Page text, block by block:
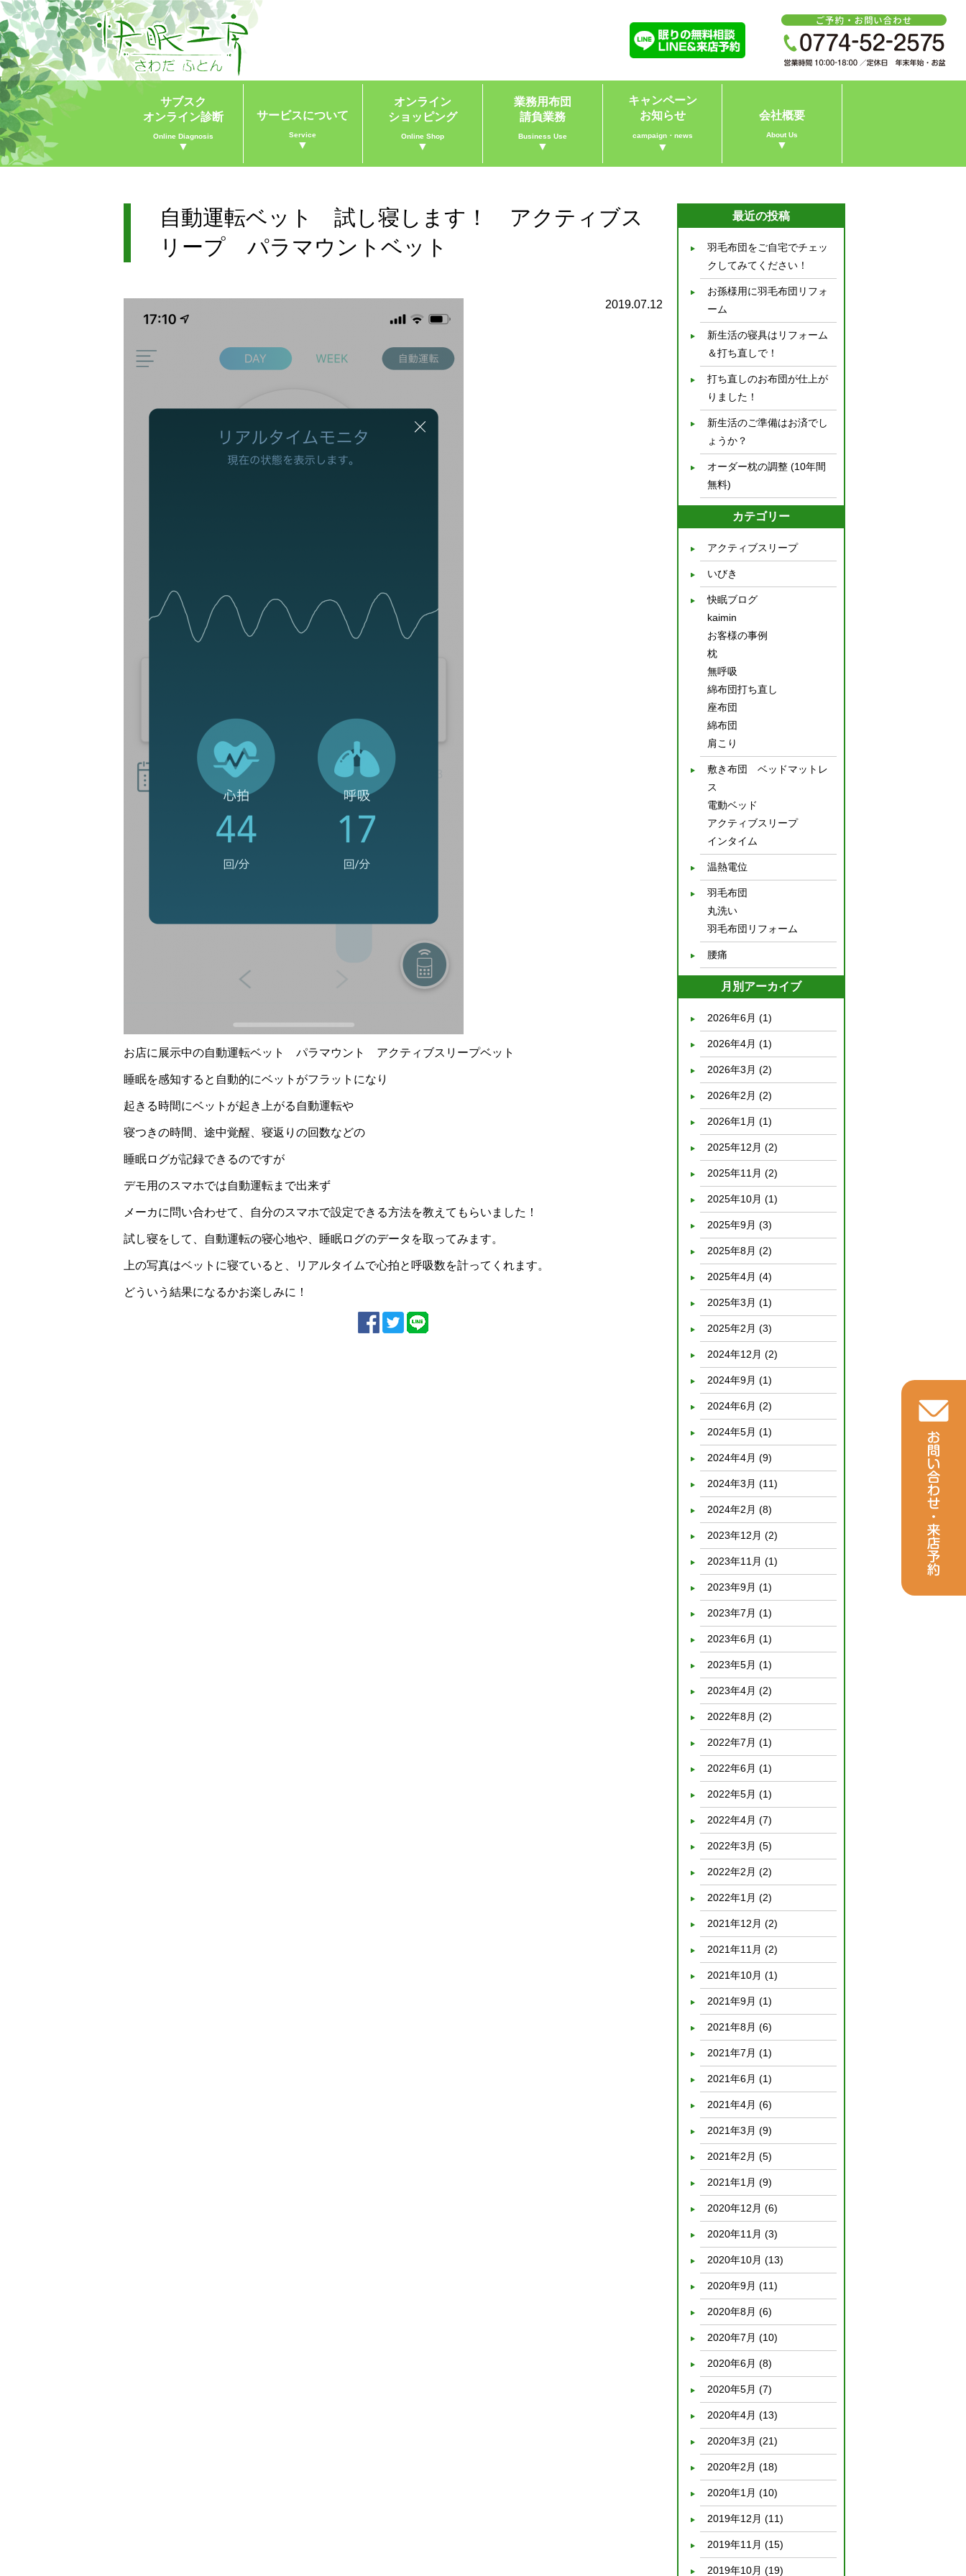
サブスク
オンライン診断
Online Diagnosis
▼
サービスについて
Service
▼
オンライン
ショッピング
Online Shop
▼
業務用布団
請負業務
Business Use
▼
キャンペーン
お知らせ
campaign・news
▼
会社概要
About Us
▼
自動運転ベット 試し寝します！ アクティブス
リープ パラマウントベット
2019.07.12
お店に展示中の自動運転ベット パラマウント アクティブスリープベット
睡眠を感知すると自動的にベットがフラットになり
起きる時間にベットが起き上がる自動運転や
寝つきの時間、途中覚醒、寝返りの回数などの
睡眠ログが記録できるのですが
デモ用のスマホでは自動運転まで出来ず
メーカに問い合わせて、自分のスマホで設定できる方法を教えてもらいました！
試し寝をして、自動運転の寝心地や、睡眠ログのデータを取ってみます。
上の写真はベットに寝ていると、リアルタイムで心拍と呼吸数を計ってくれます。
どういう結果になるかお楽しみに！
最近の投稿
羽毛布団をご自宅でチェッ
クしてみてください！
お孫様用に羽毛布団リフォ
ーム
新生活の寝具はリフォーム
＆打ち直しで！
打ち直しのお布団が仕上が
りました！
新生活のご準備はお済でし
ょうか？
オーダー枕の調整 (10年間
無料)
カテゴリー
アクティブスリープ
いびき
快眠ブログ
kaimin
お客様の事例
枕
無呼吸
綿布団打ち直し
座布団
綿布団
肩こり
敷き布団 ベッドマットレ
ス
電動ベッド
アクティブスリープ
インタイム
温熱電位
羽毛布団
丸洗い
羽毛布団リフォーム
腰痛
月別アーカイブ
2026年6月 (1)
2026年4月 (1)
2026年3月 (2)
2026年2月 (2)
2026年1月 (1)
2025年12月 (2)
2025年11月 (2)
2025年10月 (1)
2025年9月 (3)
2025年8月 (2)
2025年4月 (4)
2025年3月 (1)
2025年2月 (3)
2024年12月 (2)
2024年9月 (1)
2024年6月 (2)
2024年5月 (1)
2024年4月 (9)
2024年3月 (11)
2024年2月 (8)
2023年12月 (2)
2023年11月 (1)
2023年9月 (1)
2023年7月 (1)
2023年6月 (1)
2023年5月 (1)
2023年4月 (2)
2022年8月 (2)
2022年7月 (1)
2022年6月 (1)
2022年5月 (1)
2022年4月 (7)
2022年3月 (5)
2022年2月 (2)
2022年1月 (2)
2021年12月 (2)
2021年11月 (2)
2021年10月 (1)
2021年9月 (1)
2021年8月 (6)
2021年7月 (1)
2021年6月 (1)
2021年4月 (6)
2021年3月 (9)
2021年2月 (5)
2021年1月 (9)
2020年12月 (6)
2020年11月 (3)
2020年10月 (13)
2020年9月 (11)
2020年8月 (6)
2020年7月 (10)
2020年6月 (8)
2020年5月 (7)
2020年4月 (13)
2020年3月 (21)
2020年2月 (18)
2020年1月 (10)
2019年12月 (11)
2019年11月 (15)
2019年10月 (19)